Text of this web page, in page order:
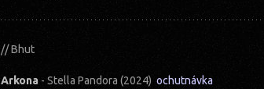
// Bhut
Arkona - Stella Pandora (2024) ochutnávka